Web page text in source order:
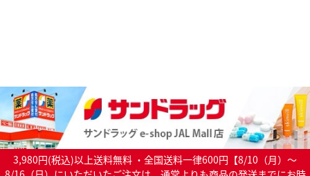
3,980円(税込)以上送料無料 ・全国送料一律600円【8/10（月）～